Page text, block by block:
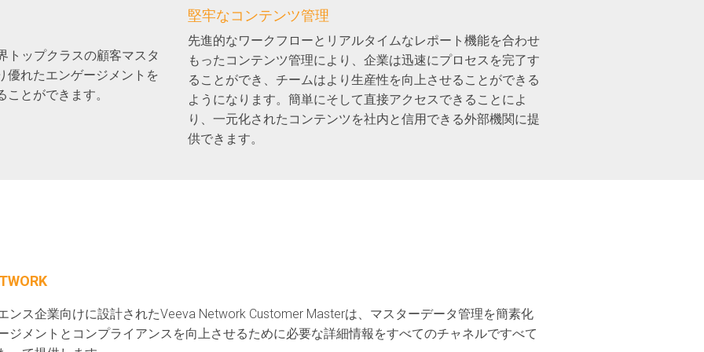
トップクラスの顧客マスタ
優れたエンゲージメントを
とができます。
堅牢なコンテンツ管理
先進的なワークフローとリアルタイムなレポート機能を合わせ
もったコンテンツ管理により、企業は迅速にプロセスを完了す
ることができ、チームはより生産性を向上させることができる
ようになります。簡単にそして直接アクセスできることによ
り、一元化されたコンテンツを社内と信用できる外部機関に提
供できます。
ンス企業向けに設計されたVeeva Network Customer Masterは、マスターデータ管理を簡素化
ジメントとコンプライアンスを向上させるために必要な詳細情報をすべてのチャネルですべて